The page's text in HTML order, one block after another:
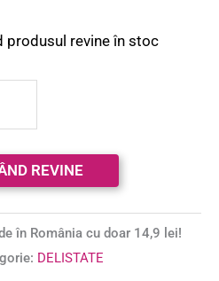
produsul revine în stoc
în România cu doar 14,9 lei!
DELISTATE